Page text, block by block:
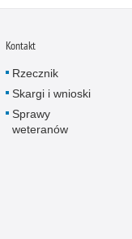
Pogryzienia przez
Polemiki i
Policja inaczej
Policjant z pasją
Kontakt
Rzecznik
Skargi i wnioski
Sprawy
weteranów